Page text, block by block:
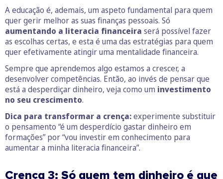
A educação é, ademais, um aspeto fundamental para quem
quer gerir melhor as suas finanças pessoais. Só
aumentando a literacia financeira será possível fazer
as escolhas certas, e esta é uma das estratégias para quem
quer efetivamente atingir uma mentalidade financeira.
Sempre que aprendemos algo estamos a crescer, a
desenvolver competências. Então, ao invés de pensar que
está a desperdiçar dinheiro, veja como um investimento
no seu crescimento.
Dica para transformar a crença:experimente substituir
o pensamento “é um desperdício gastar dinheiro em
formações” por “vou investir em conhecimento para
aumentar a minha literacia financeira”.
Crença 3: Só quem tem dinheiro é que